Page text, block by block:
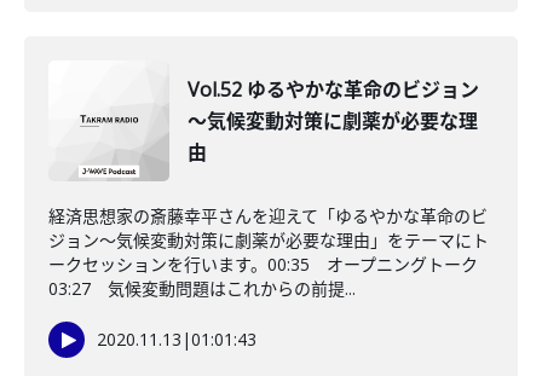
Vol.52 ゆるやかな革命のビジョン
～気候変動対策に劇薬が必要な理
由
経済思想家の斎藤幸平さんを迎えて「ゆるやかな革命のビ
ジョン～気候変動対策に劇薬が必要な理由」をテーマにト
ークセッションを行います。00:35 オープニングトーク
03:27 気候変動問題はこれからの前提...
2020.11.13 |01:01:43